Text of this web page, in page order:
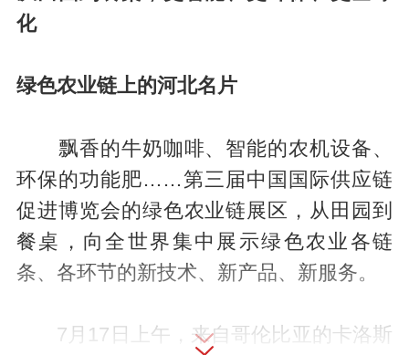
化
绿色农业链上的河北名片
飘香的牛奶咖啡、智能的农机设备、
环保的功能肥……第三届中国国际供应链
促进博览会的绿色农业链展区，从田园到
餐桌，向全世界集中展示绿色农业各链
条、各环节的新技术、新产品、新服务。
7月17日上午，来自哥伦比亚的卡洛斯